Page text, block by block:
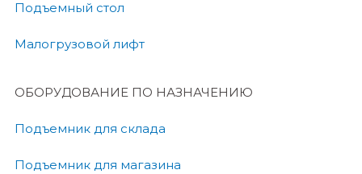
Подъемный стол
Малогрузовой лифт
ОБОРУДОВАНИЕ ПО НАЗНАЧЕНИЮ
Подъемник для склада
Подъемник для магазина